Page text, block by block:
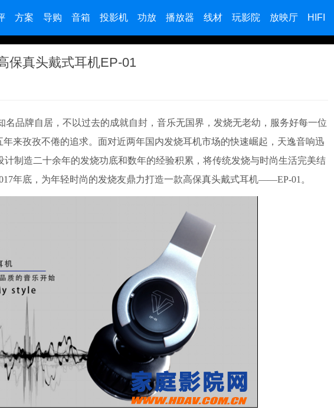
方案 导购 音箱 投影机 功放 播放器 线材 玩影院 放映厅 HIFI
真头戴式耳机EP-01
名品牌自居，不以过去的成就自封，音乐无国界，发烧无老幼，服务好每一位
来孜孜不倦的追求。面对近两年国内发烧耳机市场的快速崛起，天逸音响迅
制造二十余年的发烧功底和数年的经验积累，将传统发烧与时尚生活完美结
年底，为年轻时尚的发烧友鼎力打造一款高保真头戴式耳机——EP-01。